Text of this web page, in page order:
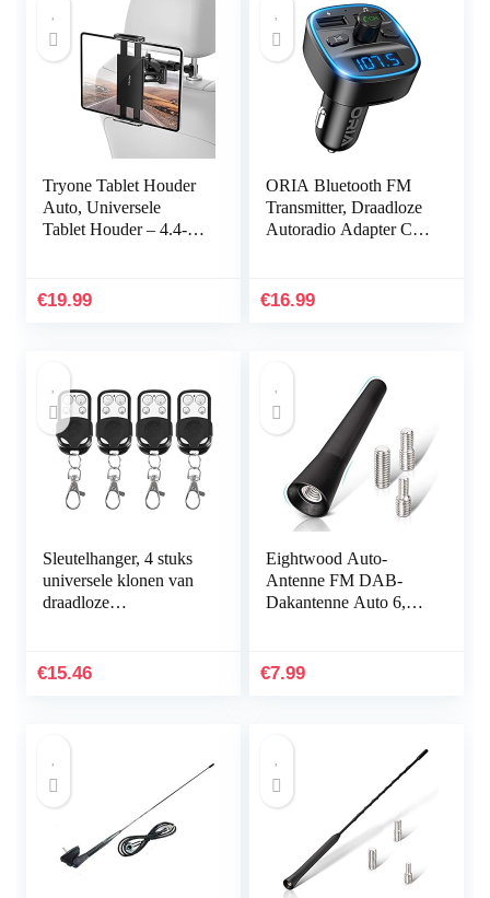
Tryone Tablet Houder
Auto, Universele
Tablet Houder – 4.4-11
voor iPad iPhone…
€19.99
ORIA Bluetooth FM
Transmitter, Draadloze
Autoradio Adapter Car
USB Voor Auto…
€16.99
Sleutelhanger, 4 stuks
universele klonen van
draadloze
auto‘s, garagedeuren,
€15.46
Eightwood Auto-
Antenne FM DAB-
Dakantenne Auto 6,5
Sterke FM/AM/DAB-
€7.99